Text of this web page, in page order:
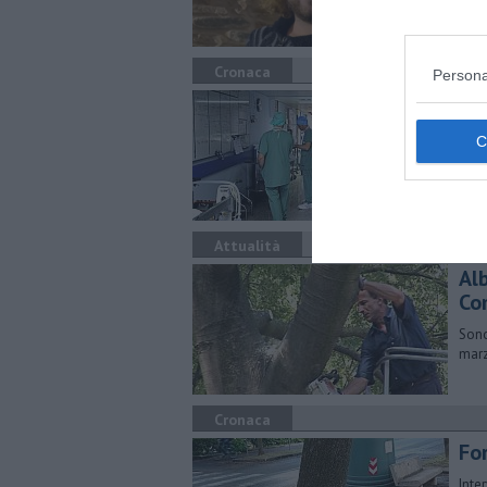
Cronaca
E'
Attualità
Cronaca